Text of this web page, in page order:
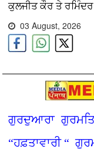
ਕੁਲਜੀਤ ਕੌਰ ਤੇ ਰਮਿੰਦਰ
03 August, 2026
ਗੁਰਦੁਆਰਾ
“ਹਫ਼ਤਾਵਾਰੀ “